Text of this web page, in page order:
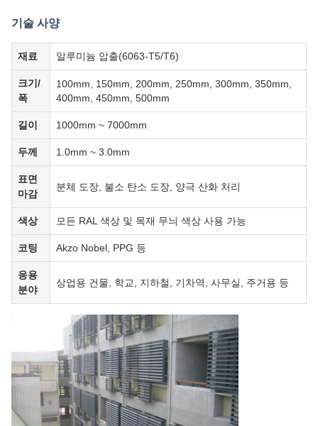
기술 사양
재료 알루미늄 압출(6063-T5/T6)
크기/
폭
100mm, 150mm, 200mm, 250mm, 300mm, 350mm,
400mm, 450mm, 500mm
길이 1000mm ~ 7000mm
두께 1.0mm ~ 3.0mm
표면
마감
분체 도장, 불소 탄소 도장, 양극 산화 처리
색상 모든 RAL 색상 및 목재 무늬 색상 사용 가능
코팅 Akzo Nobel, PPG 등
응용
분야
상업용 건물, 학교, 지하철, 기차역, 사무실, 주거용 등